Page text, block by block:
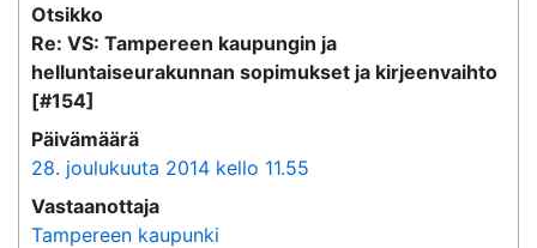
Otsikko
Re: VS: Tampereen kaupungin ja
helluntaiseurakunnan sopimukset ja kirjeenvaihto
[#154]
Päivämäärä
28. joulukuuta 2014 kello 11.55
Vastaanottaja
Tampereen kaupunki